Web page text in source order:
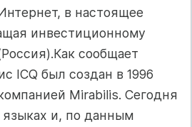
в настоящее
инвестиционному
сообщает
ICQ был создан в 1996
Mirabilis. Сегодня
языках и, по данным